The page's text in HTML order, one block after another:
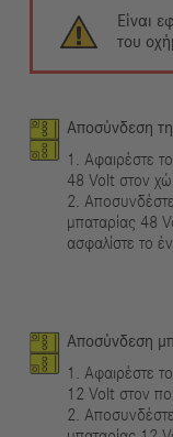
Είναι
του
Αποσύνδεση
1. Αφαιρέστε
48 Volt στον
2.
μπαταρίας 48
ασφαλίστε το
Αποσύνδεση
1. Αφαιρέστε
12 Volt στον
2.